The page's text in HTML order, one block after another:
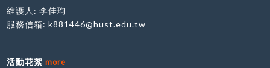
維護人: 李佳珣
服務信箱:k881446@hust.edu.tw
活動花絮more